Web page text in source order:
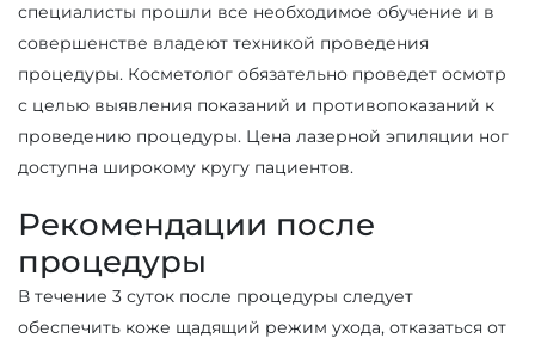
специалисты прошли все необходимое обучение и в
совершенстве владеют техникой проведения
процедуры. Косметолог обязательно проведет осмотр
с целью выявления показаний и противопоказаний к
проведению процедуры. Цена лазерной эпиляции ног
доступна широкому кругу пациентов.
Рекомендации после
процедуры
В течение 3 суток после процедуры следует
обеспечить коже щадящий режим ухода, отказаться от